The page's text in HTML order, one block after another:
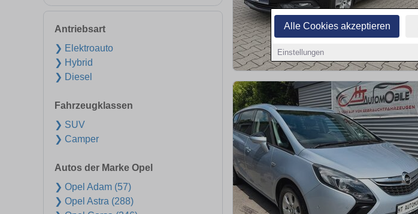
Alle Cookies akzeptieren
Einstellungen
Antriebsart
❯ Elektroauto
❯ Hybrid
❯ Diesel
Fahrzeugklassen
❯ SUV
❯ Camper
Autos der Marke Opel
❯ Opel Adam (57)
❯ Opel Astra (288)